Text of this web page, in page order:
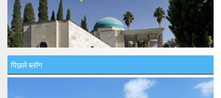
पिछले ब्लॉग